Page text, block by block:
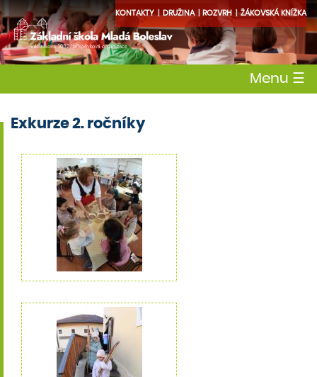
ŽÁKOVSKÁ KNÍŽKA
ROZVRH
DRUŽINA
KONTAKTY
Menu ☰
Exkurze 2. ročníky